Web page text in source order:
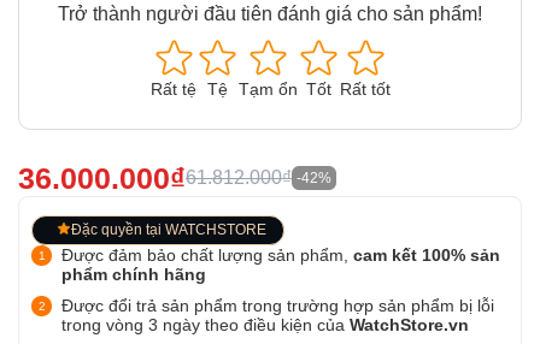
Trở thành người đầu tiên đánh giá cho sản phẩm!
Rất tệ Tệ Tạm ổn Tốt Rất tốt
36.000.000₫61.812.000₫ -42%
Đặc quyền tại WATCHSTORE
Được đảm bảo chất lượng sản phẩm, cam kết 100% sản
phẩm chính hãng
Được đổi trả sản phẩm trong trường hợp sản phẩm bị lỗi
trong vòng 3 ngày theo điều kiện của WatchStore.vn